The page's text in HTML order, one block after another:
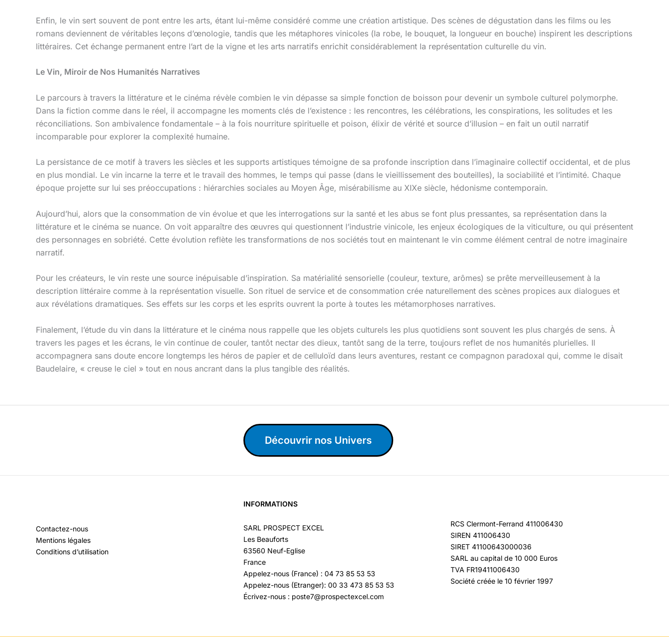
Enfin, le vin sert souvent de pont entre les arts, étant lui-même considéré comme une création artistique. Des scènes de dégustation dans les films ou les
romans deviennent de véritables leçons d’œnologie, tandis que les métaphores vinicoles (la robe, le bouquet, la longueur en bouche) inspirent les descriptions
littéraires. Cet échange permanent entre l’art de la vigne et les arts narratifs enrichit considérablement la représentation culturelle du vin.
Le Vin, Miroir de Nos Humanités Narratives
Le parcours à travers la littérature et le cinéma révèle combien le vin dépasse sa simple fonction de boisson pour devenir un symbole culturel polymorphe.
Dans la fiction comme dans le réel, il accompagne les moments clés de l’existence : les rencontres, les célébrations, les conspirations, les solitudes et les
réconciliations. Son ambivalence fondamentale – à la fois nourriture spirituelle et poison, élixir de vérité et source d’illusion – en fait un outil narratif
incomparable pour explorer la complexité humaine.
La persistance de ce motif à travers les siècles et les supports artistiques témoigne de sa profonde inscription dans l’imaginaire collectif occidental, et de plus
en plus mondial. Le vin incarne la terre et le travail des hommes, le temps qui passe (dans le vieillissement des bouteilles), la sociabilité et l’intimité. Chaque
époque projette sur lui ses préoccupations : hiérarchies sociales au Moyen Âge, misérabilisme au XIXe siècle, hédonisme contemporain.
Aujourd’hui, alors que la consommation de vin évolue et que les interrogations sur la santé et les abus se font plus pressantes, sa représentation dans la
littérature et le cinéma se nuance. On voit apparaître des œuvres qui questionnent l’industrie vinicole, les enjeux écologiques de la viticulture, ou qui présentent
des personnages en sobriété. Cette évolution reflète les transformations de nos sociétés tout en maintenant le vin comme élément central de notre imaginaire
narratif.
Pour les créateurs, le vin reste une source inépuisable d’inspiration. Sa matérialité sensorielle (couleur, texture, arômes) se prête merveilleusement à la
description littéraire comme à la représentation visuelle. Son rituel de service et de consommation crée naturellement des scènes propices aux dialogues et
aux révélations dramatiques. Ses effets sur les corps et les esprits ouvrent la porte à toutes les métamorphoses narratives.
Finalement, l’étude du vin dans la littérature et le cinéma nous rappelle que les objets culturels les plus quotidiens sont souvent les plus chargés de sens. À
travers les pages et les écrans, le vin continue de couler, tantôt nectar des dieux, tantôt sang de la terre, toujours reflet de nos humanités plurielles. Il
accompagnera sans doute encore longtemps les héros de papier et de celluloïd dans leurs aventures, restant ce compagnon paradoxal qui, comme le disait
Baudelaire, « creuse le ciel » tout en nous ancrant dans la plus tangible des réalités.
Découvrir nos Univers
Contactez-nous
Mentions légales
Conditions d’utilisation
INFORMATIONS
SARL PROSPECT EXCEL
Les Beauforts
63560 Neuf-Eglise
France
Appelez-nous (France) : 04 73 85 53 53
Appelez-nous (Etranger): 00 33 473 85 53 53
Écrivez-nous : poste7@prospectexcel.com
RCS Clermont-Ferrand 411006430
SIREN 411006430
SIRET 41100643000036
SARL au capital de 10 000 Euros
TVA FR19411006430
Société créée le 10 février 1997